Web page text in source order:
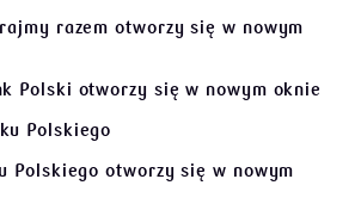
razem otworzy się w nowym
Polski otworzy się w nowym oknie
Polskiego
Polskiego otworzy się w nowym